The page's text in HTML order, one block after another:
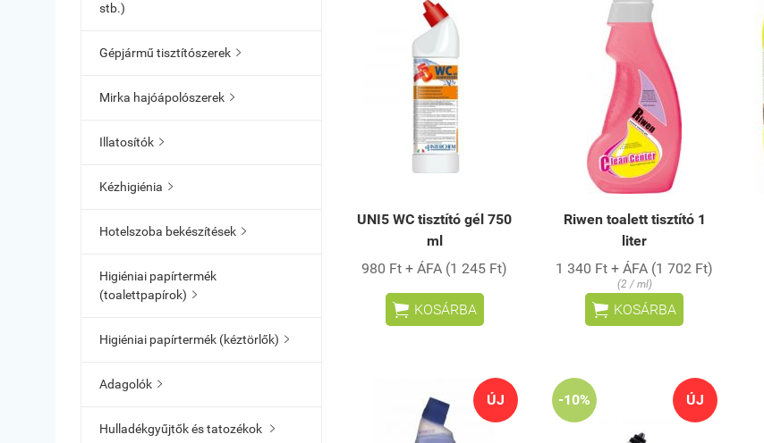
stb.)
Gépjármű tisztítószerek 
Mirka hajóápolószerek 
Illatosítók 
Kézhigiénia 
Hotelszoba bekészítések 
Higiéniai papírtermék
(toalettpapírok) 
Higiéniai papírtermék (kéztörlők) 
Adagolók 
Hulladékgyűjtők és tatozékok 
UNI5 WC tisztító gél 750
ml
980 Ft + ÁFA (1 245 Ft)
 KOSÁRBA
Riwen toalett tisztító 1
liter
1 340 Ft + ÁFA (1 702 Ft)
(2 / ml)
 KOSÁRBA
ÚJ ÚJ
-10%